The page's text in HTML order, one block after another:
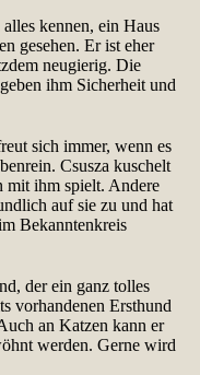
kennen, ein Haus
gesehen. Er ist eher
neugierig. Die
ihm Sicherheit und
sich immer, wenn es
Csusza kuschelt
mit ihm spielt. Andere
auf sie zu und hat
Bekanntenkreis
der ein ganz tolles
vorhandenen Ersthund
an Katzen kann er
werden. Gerne wird